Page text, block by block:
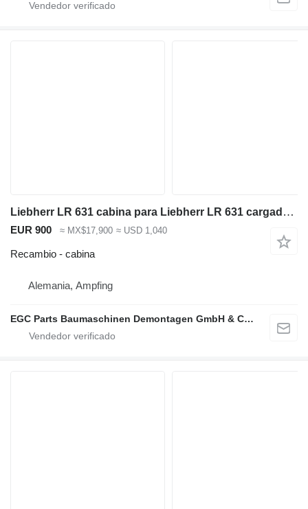
Liebherr LR 631 cabina para Liebherr LR 631 cargadora de cadenas
EUR 900 ≈ MX$17,900 ≈ USD 1,040
Recambio - cabina
Alemania, Ampfing
EGC Parts Baumaschinen Demontagen GmbH & Co. KG